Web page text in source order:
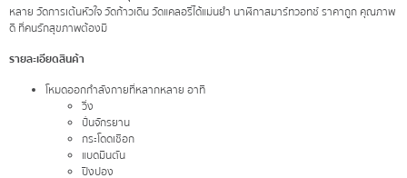
หลาย วัดการเต้นหัวใจ วัดก้าวเดิน วัดแคลอรี่ได้แม่นยำ นาฬิกาสมาร์ทวอทช์ ราคาถูก คุณภาพ
ดี ที่คนรักสุขภาพต้องมี
รายละเอียดสินค้า
โหมดออกกำลังกายที่หลากหลาย อาทิ
วิ่ง
ปั่นจักรยาน
กระโดดเชือก
แบดมินตัน
ปิงปอง